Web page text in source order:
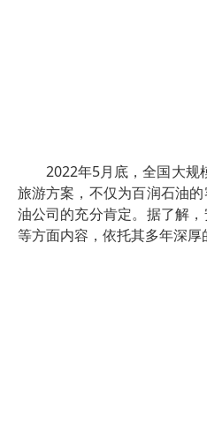
2022年5月底，全国大规
旅游方案，不仅为百润石油
油公司的充分肯定。据了解
等方面内容，依托其多年深